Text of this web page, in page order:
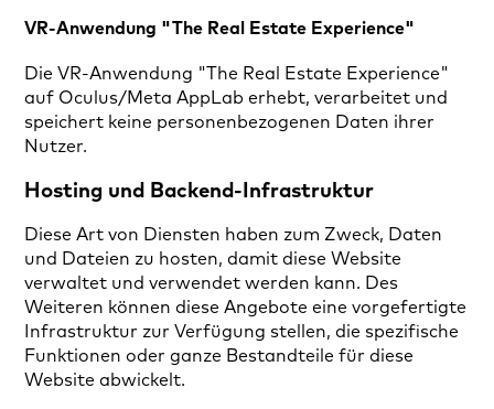
VR-Anwendung "The Real Estate Experience"
Die VR-Anwendung "The Real Estate Experience"
auf Oculus/Meta AppLab erhebt, verarbeitet und
speichert keine personenbezogenen Daten ihrer
Nutzer.
Hosting und Backend-Infrastruktur
Diese Art von Diensten haben zum Zweck, Daten
und Dateien zu hosten, damit diese Website
verwaltet und verwendet werden kann. Des
Weiteren können diese Angebote eine vorgefertigte
Infrastruktur zur Verfügung stellen, die spezifische
Funktionen oder ganze Bestandteile für diese
Website abwickelt.